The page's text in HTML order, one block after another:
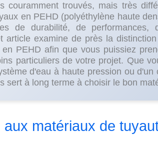
couramment trouvés, mais très
en PEHD (polyéthylène haute
de durabilité, de
article examine de près la
PEHD afin que vous puissiez
particuliers de votre projet. Que
d'eau à haute pression ou d'un
sert à long terme à choisir le bon
aux matériaux de